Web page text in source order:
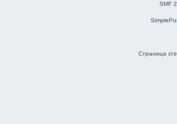
SMF
Страница